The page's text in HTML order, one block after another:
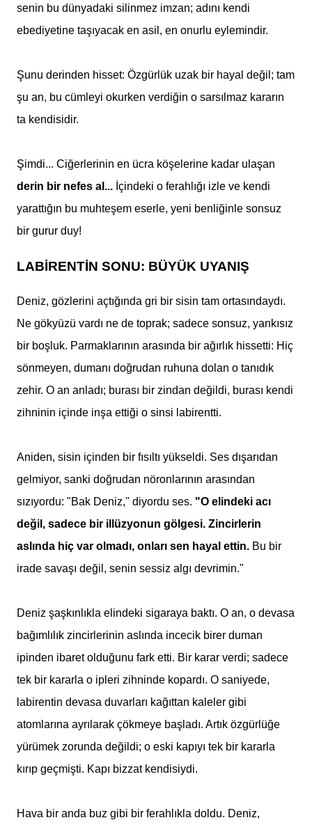
senin bu dünyadaki silinmez imzan; adını kendi
ebediyetine taşıyacak en asil, en onurlu eylemindir.
Şunu derinden hisset: Özgürlük uzak bir hayal değil; tam
şu an, bu cümleyi okurken verdiğin o sarsılmaz kararın
ta kendisidir.
Şimdi... Ciğerlerinin en ücra köşelerine kadar ulaşan
derin bir nefes al... İçindeki o ferahlığı izle ve kendi
yarattığın bu muhteşem eserle, yeni benliğinle sonsuz
bir gurur duy!
LABİRENTİN SONU: BÜYÜK UYANIŞ
Deniz, gözlerini açtığında gri bir sisin tam ortasındaydı.
Ne gökyüzü vardı ne de toprak; sadece sonsuz, yankısız
bir boşluk. Parmaklarının arasında bir ağırlık hissetti: Hiç
sönmeyen, dumanı doğrudan ruhuna dolan o tanıdık
zehir. O an anladı; burası bir zindan değildi, burası kendi
zihninin içinde inşa ettiği o sinsi labirentti.
Aniden, sisin içinden bir fısıltı yükseldi. Ses dışarıdan
gelmiyor, sanki doğrudan nöronlarının arasından
sızıyordu: "Bak Deniz," diyordu ses. "O elindeki acı
değil, sadece bir illüzyonun gölgesi. Zincirlerin
aslında hiç var olmadı, onları sen hayal ettin. Bu bir
irade savaşı değil, senin sessiz algı devrimin."
Deniz şaşkınlıkla elindeki sigaraya baktı. O an, o devasa
bağımlılık zincirlerinin aslında incecik birer duman
ipinden ibaret olduğunu fark etti. Bir karar verdi; sadece
tek bir kararla o ipleri zihninde kopardı. O saniyede,
labirentin devasa duvarları kağıttan kaleler gibi
atomlarına ayrılarak çökmeye başladı. Artık özgürlüğe
yürümek zorunda değildi; o eski kapıyı tek bir kararla
kırıp geçmişti. Kapı bizzat kendisiydi.
Hava bir anda buz gibi bir ferahlıkla doldu. Deniz,